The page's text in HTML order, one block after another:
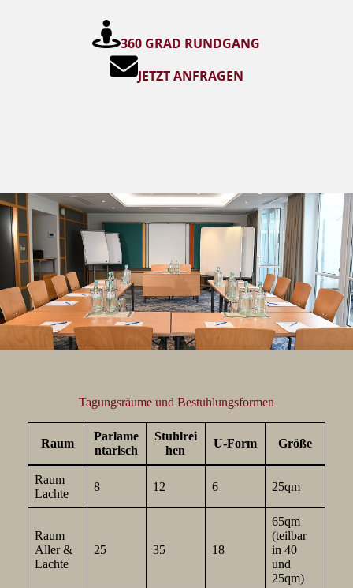
360 GRAD RUNDGANG
JETZT ANFRAGEN
Tagungsräume und Bestuhlungsformen
Raum
Parlame
ntarisch
Stuhlrei
hen
U-Form Größe
Raum
Lachte
8 12 6 25qm
Raum
Aller &
Lachte
25 35 18
65qm
(teilbar
in 40
und
25qm)